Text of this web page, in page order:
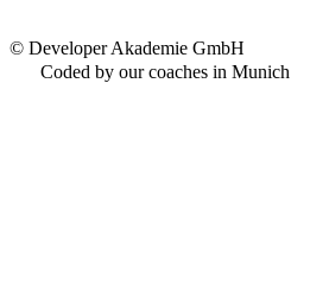
© Developer Akademie GmbH
Coded by our coaches in Munich